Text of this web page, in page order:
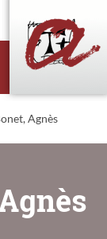
Agnès